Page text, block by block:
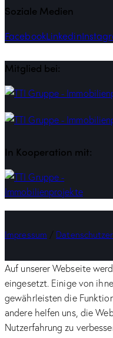
Soziale Medien
FacebookLinkedin
Mitglied bei:
In Kooperation mit:
Impressum /
Auf unserer Webseite
eingesetzt. Einige von
gewährleisten die
andere helfen uns, die
Nutzerfahrung zu